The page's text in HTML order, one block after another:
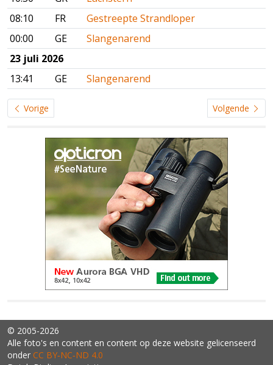
08:10
FR
Gestreepte Strandloper
00:00
GE
Slangenarend
23 juli 2026
13:41
GE Slangenarend
Vorige Volgende
© 2005-2026
Alle foto's en content en content op deze website gelicenseerd
onder CC BY‑NC‑ND 4.0